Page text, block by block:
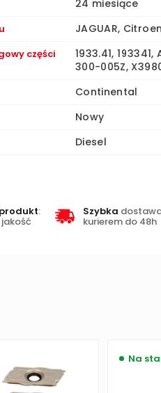
24 miesiące
JAGUAR,
części
1933.41,
300-005Z,
Continental
Nowy
Diesel
: Szybka
kurierem do 48h
Na